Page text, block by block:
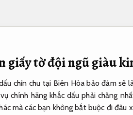
giấy tờ đội ngũ giàu
chỉn chu tại Biên Hòa bảo đảm sẽ
chính hãng khắc dấu phải chăng
mà các bạn không bắt buộc đi đâu